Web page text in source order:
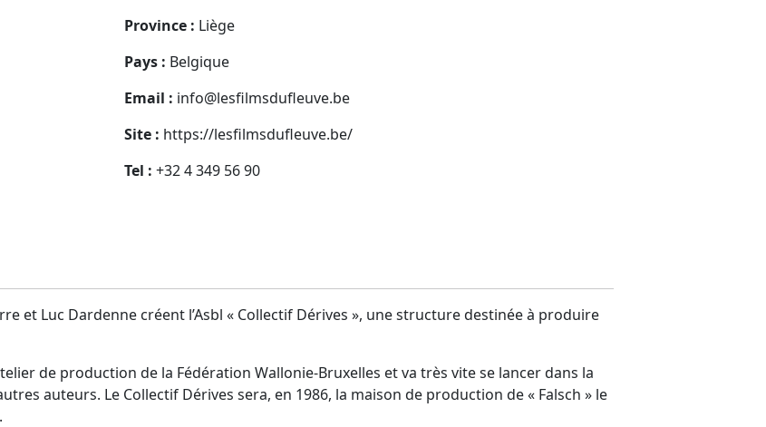
Province : Liège
Pays : Belgique
Email : info@lesfilmsdufleuve.be
Site : https://lesfilmsdufleuve.be/
Tel : +32 4 349 56 90
et Luc Dardenne créent l’Asbl « Collectif Dérives », une structure destinée à produire
de production de la Fédération Wallonie-Bruxelles et va très vite se lancer dans la
auteurs. Le Collectif Dérives sera, en 1986, la maison de production de « Falsch » le